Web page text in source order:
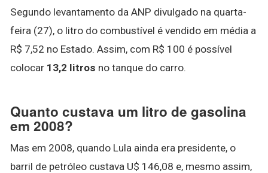
Segundo levantamento da ANP divulgado na quarta-
feira (27), o litro do combustível é vendido em média a
R$ 7,52 no Estado. Assim, com R$ 100 é possível
colocar 13,2 litros no tanque do carro.
Quanto custava um litro de gasolina
em 2008?
Mas em 2008, quando Lula ainda era presidente, o
barril de petróleo custava U$ 146,08 e, mesmo assim,